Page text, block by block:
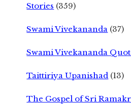
Stories (359)
Swami Vivekananda (37)
Swami Vivekananda
Taittiriya Upanishad (13)
The Gospel of Sri